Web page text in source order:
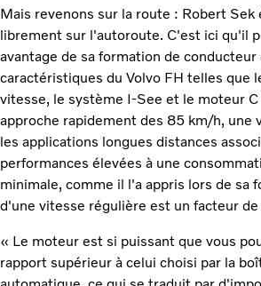
Mais revenons sur la route : Robert Sek
librement sur l'autoroute. C'est ici qu'il
avantage de sa formation de conducteur
caractéristiques du Volvo FH telles que
vitesse, le système I-See et le moteur
approche rapidement des 85 km/h, une
les applications longues distances
performances élevées à une
minimale, comme il l'a appris lors de sa
d'une vitesse régulière est un facteur
« Le moteur est si puissant que vous
rapport supérieur à celui choisi par la